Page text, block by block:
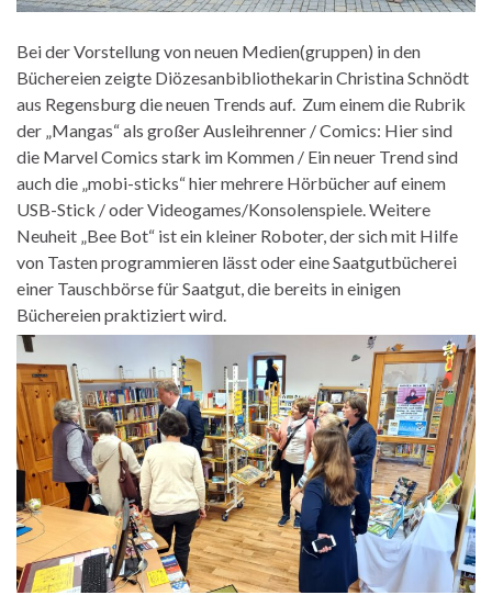
Bei der Vorstellung von neuen Medien(gruppen) in den
Büchereien zeigte Diözesanbibliothekarin Christina Schnödt
aus Regensburg die neuen Trends auf. Zum einem die Rubrik
der „Mangas“ als großer Ausleihrenner / Comics: Hier sind
die Marvel Comics stark im Kommen / Ein neuer Trend sind
auch die „mobi-sticks“ hier mehrere Hörbücher auf einem
USB-Stick / oder Videogames/Konsolenspiele. Weitere
Neuheit „Bee Bot“ ist ein kleiner Roboter, der sich mit Hilfe
von Tasten programmieren lässt oder eine Saatgutbücherei
einer Tauschbörse für Saatgut, die bereits in einigen
Büchereien praktiziert wird.